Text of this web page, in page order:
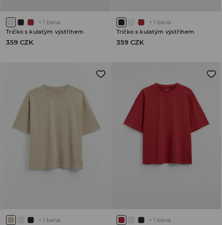
+ 1 barva
Tričko s kulatým výstřihem
359 CZK
+ 1 barva
Tričko s kulatým výstřihem
359 CZK
+ 1 barva + 1 barva